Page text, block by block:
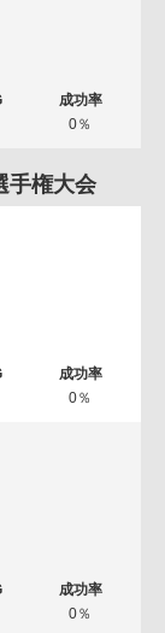
0％
手権大会
0％
0％